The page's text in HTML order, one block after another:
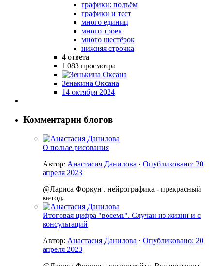
графики: подъём
графики и тест
много единиц
много троек
много шестёрок
нижняя строчка
4 ответа
1 083 просмотра
Зенькина Оксана
14 октября 2024
Комментарии блогов
О пользе рисования
Автор: Анастасия Данилова · Опубликовано: 20
апреля 2023
@Лариса Форкун . нейрографика - прекрасный
метод.
Итоговая цифра "восемь". Случаи из жизни и с
консультаций
Автор: Анастасия Данилова · Опубликовано: 20
апреля 2023